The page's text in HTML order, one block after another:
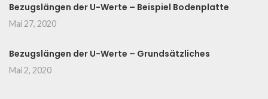
Bezugslängen der U-Werte – Beispiel Bodenplatte
Mai 27, 2020
Bezugslängen der U-Werte – Grundsätzliches
Mai 2, 2020